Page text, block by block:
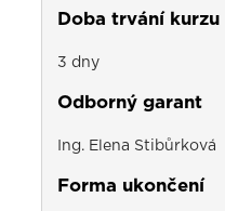
Doba trvání kurzu
3 dny
Odborný garant
Ing. Elena Stibůrková
Forma ukončení